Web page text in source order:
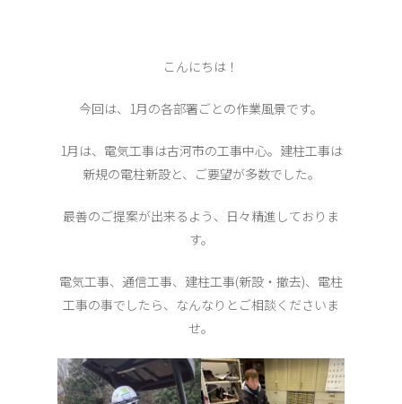
こんにちは！
今回は、1月の各部署ごとの作業風景です。
1月は、電気工事は古河市の工事中心。建柱工事は
新規の電柱新設と、ご要望が多数でした。
最善のご提案が出来るよう、日々精進しておりま
す。
電気工事、通信工事、建柱工事(新設・撤去)、電柱
工事の事でしたら、なんなりとご相談くださいま
せ。